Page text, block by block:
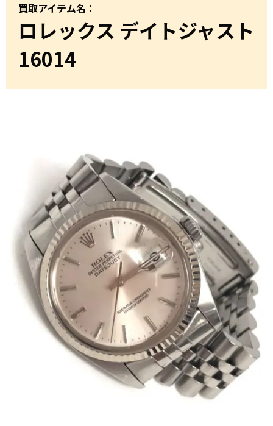
買取アイテム名：
ロレックス デイトジャスト
16014